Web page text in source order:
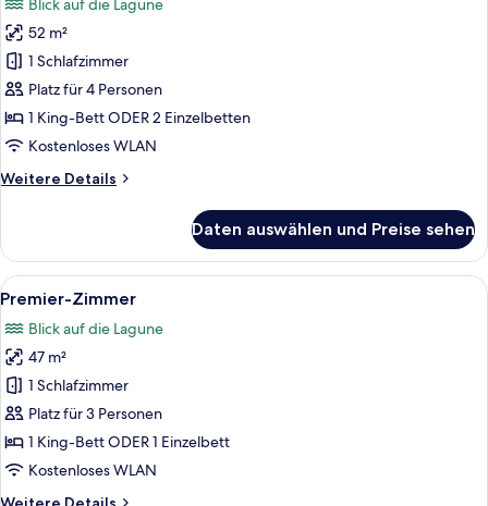
Lagune
für
Deluxe-
Zimmer,
Blick
auf
die
anzeigen
52 m²
1 Schlafzimmer
Platz für 4 Personen
1 King-Bett ODER 2 Einzelbetten
Kostenloses WLAN
Weitere Details
Weitere
Zimmer,
Blick
auf
Lagune
Daten auswählen und Preise sehen
Alle
Fotos
für
Premier-
Zimmer
anzeigen
Ein geräumiges Hotelzimmer mit
6
Premier-Zimmer
Blick auf die Lagune
47 m²
1 Schlafzimmer
Platz für 3 Personen
1 King-Bett ODER 1 Einzelbett
Kostenloses WLAN
Weitere